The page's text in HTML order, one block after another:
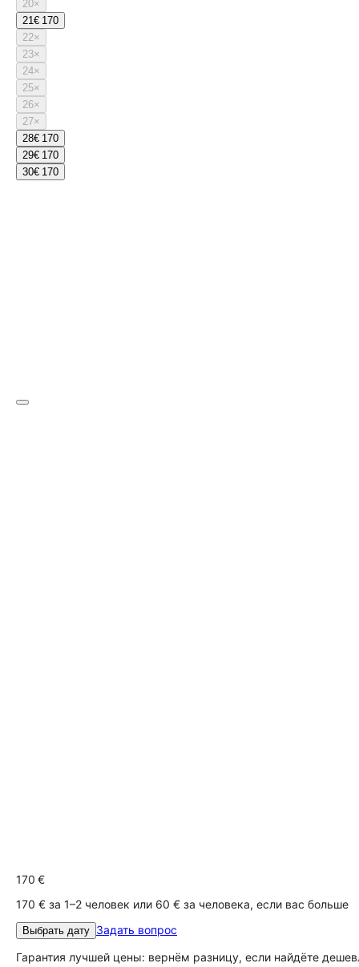
20×
21€ 170
22×
23×
24×
25×
26×
27×
28€ 170
29€ 170
30€ 170
170 €
170 € за 1–2 человек или 60 € за человека, если вас больше
Выбрать дату Задать вопрос
Гарантия лучшей цены: вернём разницу, если найдёте